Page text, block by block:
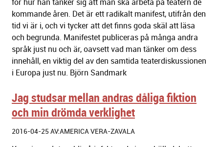
kommande åren. Det är ett radikalt manifest, utifrån den
tid vi är i, och vi tycker att det finns goda skäl att läsa
och begrunda. Manifestet publiceras på många andra
språk just nu och är, oavsett vad man tänker om dess
innehåll, en viktig del av den samtida teaterdiskussionen
i Europa just nu. Björn Sandmark
Jag studsar mellan andras dåliga fiktion
och min drömda verklighet
2016-04-25 AV:AMERICA VERA-ZAVALA